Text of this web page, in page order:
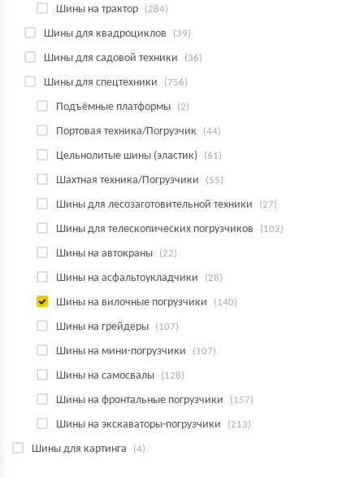
Шины на трактор (284)
Шины для квадроциклов (39)
Шины для садовой техники (36)
Шины для спецтехники (756)
Подъёмные платформы (2)
Портовая техника/Погрузчик (44)
Цельнолитые шины (эластик) (61)
Шахтная техника/Погрузчики (55)
Шины для лесозаготовительной техники (27)
Шины для телескопических погрузчиков (102)
Шины на автокраны (22)
Шины на асфальтоукладчики (28)
Шины на вилочные погрузчики (140)
Шины на грейдеры (107)
Шины на мини-погрузчики (107)
Шины на самосвалы (128)
Шины на фронтальные погрузчики (157)
Шины на экскаваторы-погрузчики (213)
Шины для картинга (4)